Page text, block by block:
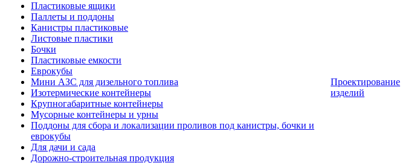
Пластиковые ящики
Паллеты и поддоны
Канистры пластиковые
Листовые пластики
Бочки
Пластиковые емкости
Еврокубы
Мини АЗС для дизельного топлива
Изотермические контейнеры
Крупногабаритные контейнеры
Мусорные контейнеры и урны
Поддоны для сбора и локализации проливов под канистры, бочки и
еврокубы
Для дачи и сада
Дорожно-строительная продукция
Проектирование
изделий